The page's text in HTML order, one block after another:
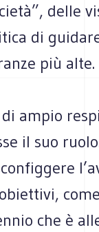
delle
di
più alte.
ampio
il suo
che è